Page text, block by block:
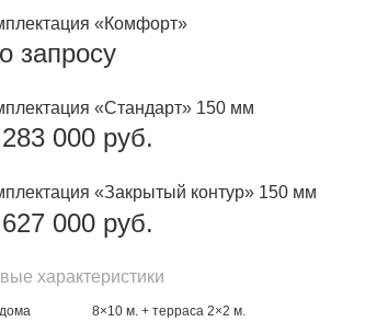
«Комфорт»
запросу
«Стандарт» 150 мм
000 руб.
«Закрытый контур» 150 мм
000 руб.
характеристики
8×10 м. + терраса 2×2 м.